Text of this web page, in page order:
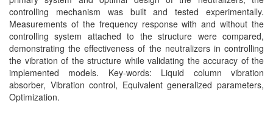
controlling mechanism was built and tested experimentally.
Measurements of the frequency response with and without the
controlling system attached to the structure were compared,
demonstrating the effectiveness of the neutralizers in controlling
the vibration of the structure while validating the accuracy of the
implemented models. Key-words: Liquid column vibration
absorber, Vibration control, Equivalent generalized parameters,
Optimization.